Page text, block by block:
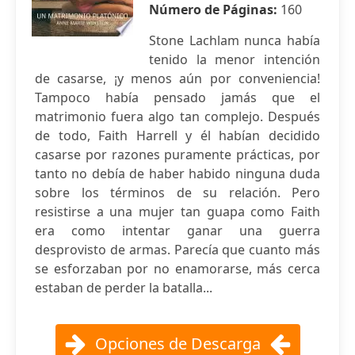
Número de Páginas: 160
Stone Lachlam nunca había
tenido la menor intención
de casarse, ¡y menos aún por conveniencia!
Tampoco había pensado jamás que el
matrimonio fuera algo tan complejo. Después
de todo, Faith Harrell y él habían decidido
casarse por razones puramente prácticas, por
tanto no debía de haber habido ninguna duda
sobre los términos de su relación. Pero
resistirse a una mujer tan guapa como Faith
era como intentar ganar una guerra
desprovisto de armas. Parecía que cuanto más
se esforzaban por no enamorarse, más cerca
estaban de perder la batalla...
Opciones de Descarga